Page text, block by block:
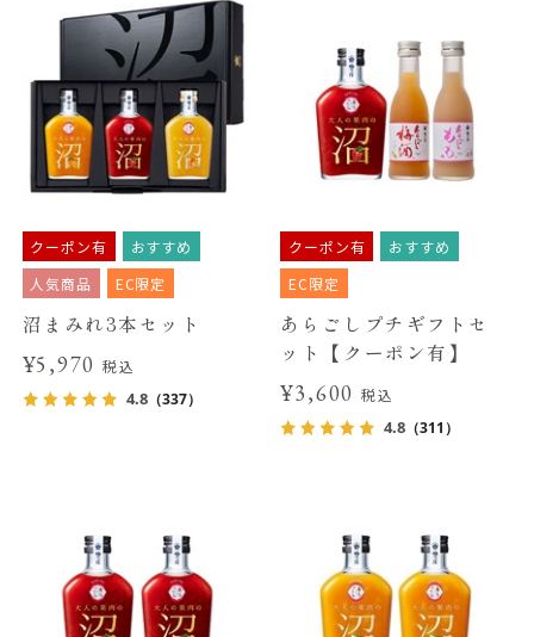
クーポン有
おすすめ
人気商品
EC限定
沼まみれ3本セット
¥5,970税込
4.8（337）
クーポン有
おすすめ
EC限定
あらごしプチギフトセ
ット【クーポン有】
¥3,600 税込
4.8 （311）